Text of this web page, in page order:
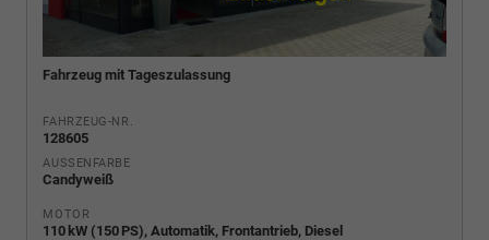
Fahrzeug mit Tageszulassung
FAHRZEUG-NR.
128605
AUSSENFARBE
Candyweiß
MOTOR
110 kW (150 PS), Automatik, Frontantrieb, Diesel